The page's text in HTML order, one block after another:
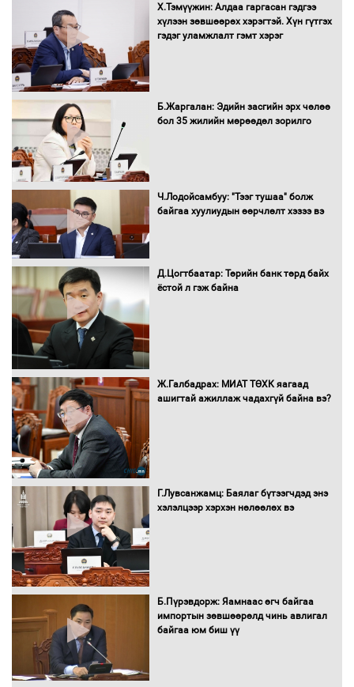
Х.Тэмүүжин: Алдаа гаргасан гэдгээ
хүлээн зөвшөөрөх хэрэгтэй. Хүн гүтгэх
гэдэг уламжлалт гэмт хэрэг
Б.Жаргалан: Эдийн засгийн эрх чөлөө
бол 35 жилийн мөрөөдөл зорилго
Ч.Лодойсамбуу: "Тээг тушаа" болж
байгаа хуулиудын өөрчлөлт хэзээ вэ
Д.Цогтбаатар: Төрийн банк төрд байх
ёстой л гэж байна
Ж.Галбадрах: МИАТ ТӨХК яагаад
ашигтай ажиллаж чадахгүй байна вэ?
Г.Лувсанжамц: Баялаг бүтээгчдэд энэ
хэлэлцээр хэрхэн нөлөөлөх вэ
Б.Пүрэвдорж: Яамнаас өгч байгаа
импортын зөвшөөрөлд чинь авлигал
байгаа юм биш үү